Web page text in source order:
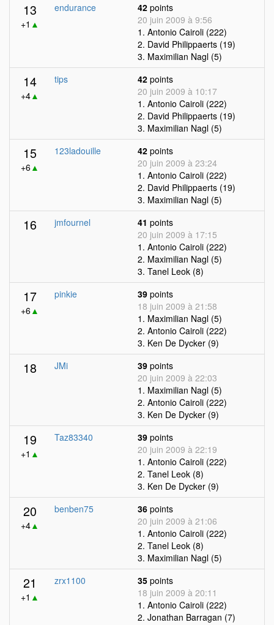
13
+1 ▲
endurance 42 points
20 juin 2009 à 9:56
1. Antonio Cairoli (222)
2. David Philippaerts (19)
3. Maximilian Nagl (5)
14
+4▲
tips 42 points
20 juin 2009 à 10:17
1. Antonio Cairoli (222)
2. David Philippaerts (19)
3. Maximilian Nagl (5)
15
+6▲
123ladouille 42 points
20 juin 2009 à 23:24
1. Antonio Cairoli (222)
2. David Philippaerts (19)
3. Maximilian Nagl (5)
16 jmfournel 41 points
20 juin 2009 à 17:15
1. Antonio Cairoli (222)
2. Maximilian Nagl (5)
3. Tanel Leok (8)
17
+6▲
pinkie 39 points
18 juin 2009 à 21:58
1. Maximilian Nagl (5)
2. Antonio Cairoli (222)
3. Ken De Dycker (9)
18 JMi 39 points
20 juin 2009 à 22:03
1. Maximilian Nagl (5)
2. Antonio Cairoli (222)
3. Ken De Dycker (9)
19
+1 ▲
Taz83340 39 points
20 juin 2009 à 22:19
1. Antonio Cairoli (222)
2. Tanel Leok (8)
3. Ken De Dycker (9)
20
+4▲
benben75 36 points
20 juin 2009 à 21:06
1. Antonio Cairoli (222)
2. Tanel Leok (8)
3. Maximilian Nagl (5)
21
+1 ▲
zrx1100 35 points
18 juin 2009 à 20:11
1. Antonio Cairoli (222)
2. Jonathan Barragan (7)